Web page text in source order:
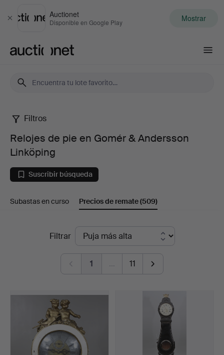
Cerrar
Auctionet
Disponible en Google Play Mostrar
Relojes
de
pie
en
Andersson
Linköping
Filtros
Relojes de pie en Gomér & Andersson
Linköping
Suscribir búsqueda
Subastas en curso Precios de remate(509)
Filtrar
1 … 11